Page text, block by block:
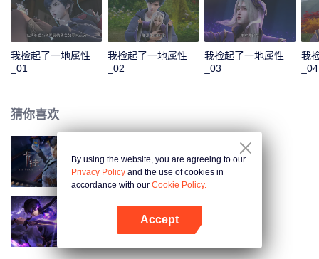
守护住了世界和平；但尘海老祖却因此不幸身逝，为找到使尘海老祖复生的办
法，风夏最终踏上了成神之路。
我捡起了一地属性
_01
我捡起了一地属性
_02
我捡起了一地属性
_03
我
_04
猜你喜欢
卡徒
By using the website, you are agreeing to our
Privacy Policy and the use of cookies in
accordance with our Cookie Policy.
Accept